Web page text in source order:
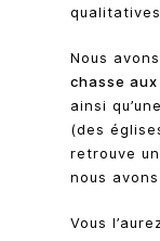
Nous
chasse
ainsi
(des
retrouve
nous
Vous